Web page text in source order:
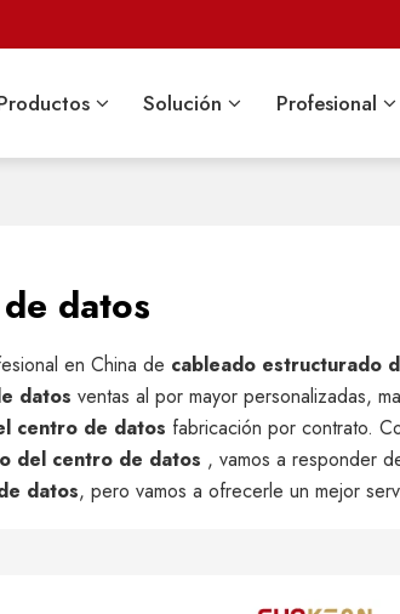
Solución Profesional
datos
en China de cableado estructurado
datos ventas al por mayor personalizadas,
centro de datos fabricación por contrato.
del centro de datos , vamos a responder
datos, pero vamos a ofrecerle un mejor